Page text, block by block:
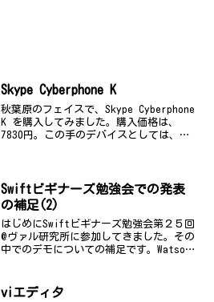
Skype Cyberphone K
秋葉原のフェイスで、Skype Cyberphone
K を購入してみました。購入価格は、
7830円。この手のデバイスとしては、少
に...
Swiftビギナーズ勉強会での発表
の補足(2)
はじめにSwiftビギナーズ勉強会第２５回
@ヴァル研究所に参加してきました。その
中でのデモについての補足です。Watson
リンク参照。スタンダートに、...
viエディタ